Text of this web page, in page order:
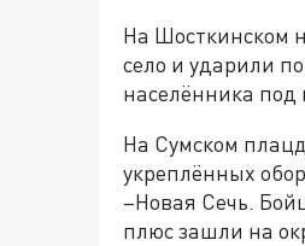
На Шосткинском
село и ударили
населённика
На Сумском
укреплённых
–Новая Сечь.
плюс зашли на